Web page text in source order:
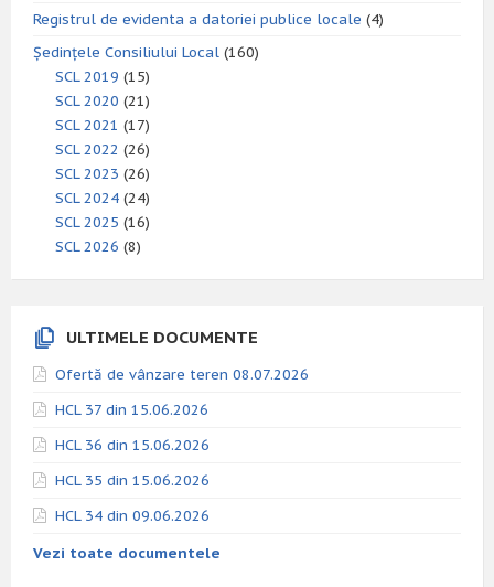
Registrul de evidenta a datoriei publice locale (4)
Ședințele Consiliului Local (160)
SCL 2019 (15)
SCL 2020 (21)
SCL 2021 (17)
SCL 2022 (26)
SCL 2023 (26)
SCL 2024 (24)
SCL 2025 (16)
SCL 2026 (8)
ULTIMELE DOCUMENTE
Ofertă de vânzare teren 08.07.2026
HCL 37 din 15.06.2026
HCL 36 din 15.06.2026
HCL 35 din 15.06.2026
HCL 34 din 09.06.2026
Vezi toate documentele